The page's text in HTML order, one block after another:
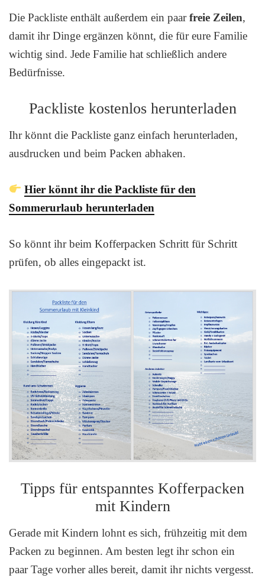
Die Packliste enthält außerdem ein paarfreie Zeilen,
damit ihr Dinge ergänzen könnt, die für eure Familie
wichtig sind. Jede Familie hat schließlich andere
Bedürfnisse.
Packliste kostenlos herunterladen
Ihr könnt die Packliste ganz einfach herunterladen,
ausdrucken und beim Packen abhaken.
Hier könnt ihr die Packliste für den
Sommerurlaub herunterladen
So könnt ihr beim Kofferpacken Schritt für Schritt
prüfen, ob alles eingepackt ist.
Tipps für entspanntes Kofferpacken
mit Kindern
Gerade mit Kindern lohnt es sich, frühzeitig mit dem
Packen zu beginnen. Am besten legt ihr schon ein
paar Tage vorher alles bereit, damit ihr nichts vergesst.